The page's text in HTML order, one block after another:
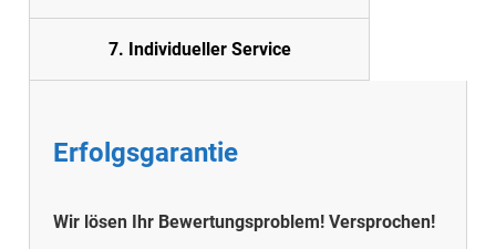
7. Individueller Service
Erfolgsgarantie
Wir lösen I hr Bewertungsproblem! Versprochen!